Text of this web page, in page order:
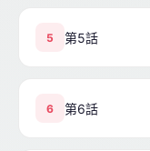
5 第5話
6 第6話